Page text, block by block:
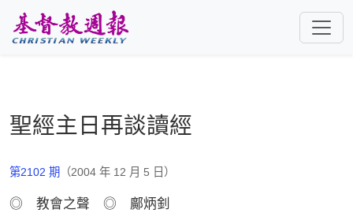
聖經主日再談讀經
第2102 期 （2004 年 12 月 5 日）
◎ 教會之聲 ◎ 鄺炳釗